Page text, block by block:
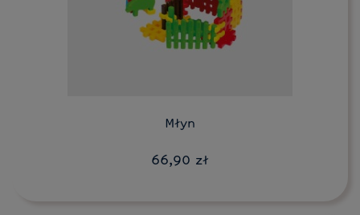
Młyn
66,90 zł
Do koszyka